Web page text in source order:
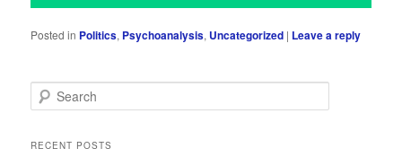
Posted in Politics, Psychoanalysis, Uncategorized | Leave a reply
e
rRECENT POSTS